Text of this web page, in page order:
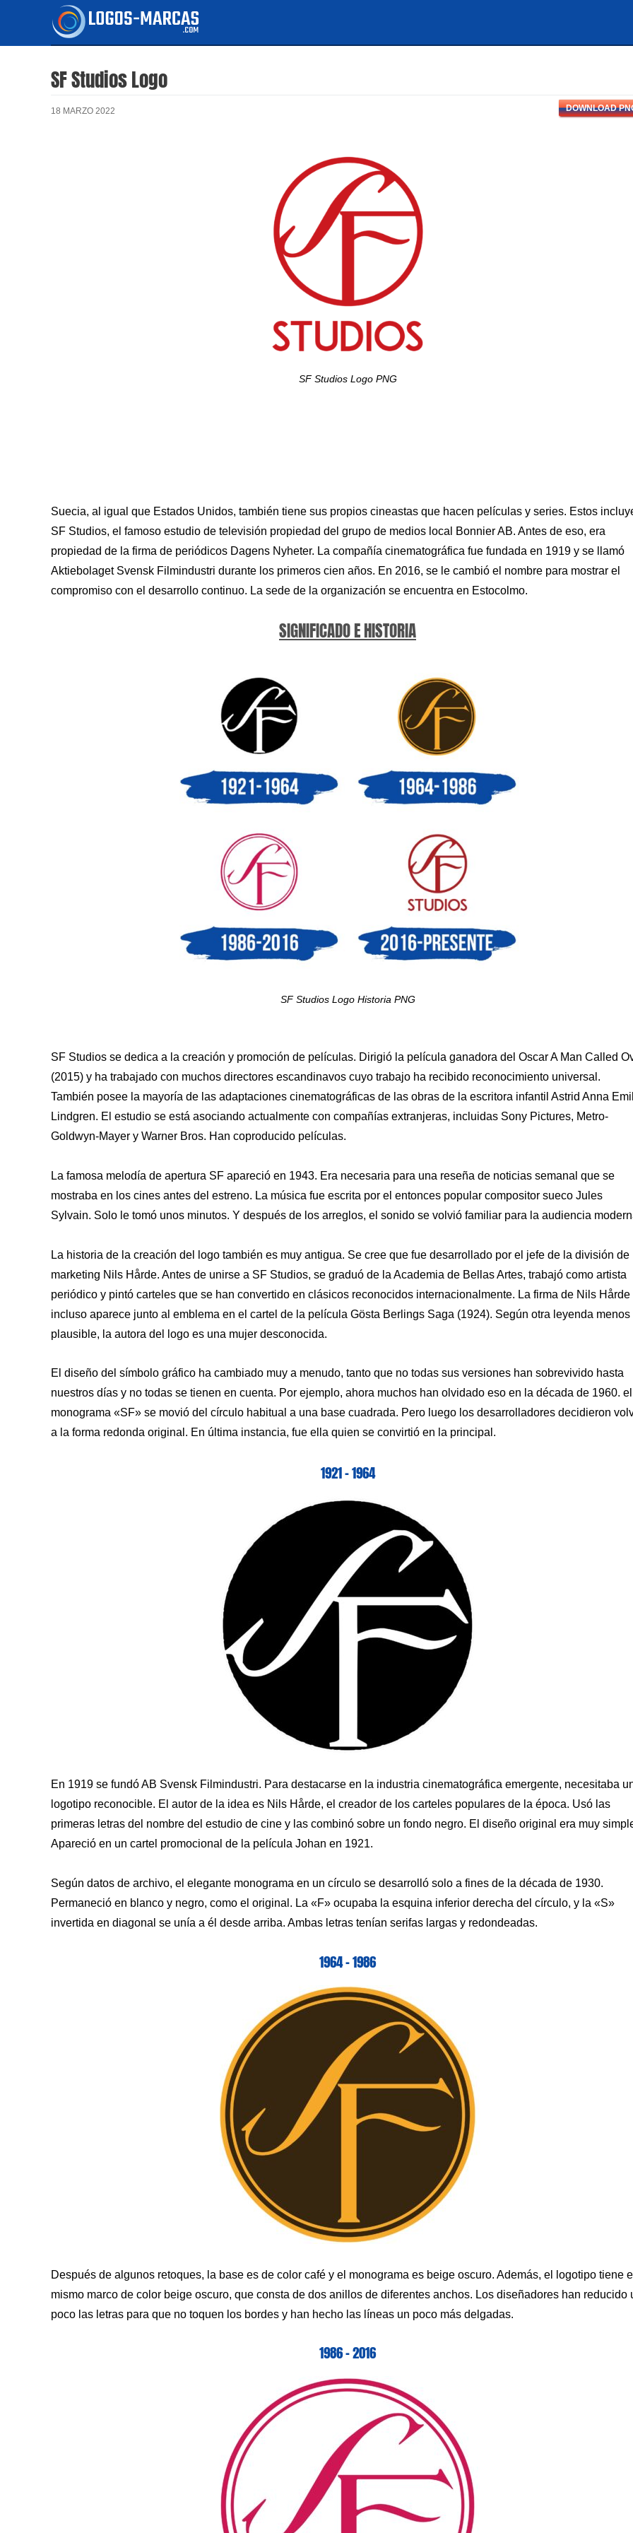
contenido
SF Studios Logo
18 MARZO 2022 DOWNLOAD
SF Studios Logo PNG
Suecia, al igual que Estados Unidos, también tiene sus propios cineastas que hacen películas y series. Estos
SF Studios, el famoso estudio de televisión propiedad del grupo de medios local Bonnier AB. Antes de eso, era
propiedad de la firma de periódicos Dagens Nyheter. La compañía cinematográfica fue fundada en 1919 y se llamó
Aktiebolaget Svensk Filmindustri durante los primeros cien años. En 2016, se le cambió el nombre para mostrar el
compromiso con el desarrollo continuo. La sede de la organización se encuentra en Estocolmo.
SIGNIFICADO E HISTORIA
SF Studios Logo Historia PNG
SF Studios se dedica a la creación y promoción de películas. Dirigió la película ganadora del Oscar A Man Called
(2015) y ha trabajado con muchos directores escandinavos cuyo trabajo ha recibido reconocimiento universal.
También posee la mayoría de las adaptaciones cinematográficas de las obras de la escritora infantil Astrid Anna
Lindgren. El estudio se está asociando actualmente con compañías extranjeras, incluidas Sony Pictures, Metro-
Goldwyn-Mayer y Warner Bros. Han coproducido películas.
La famosa melodía de apertura SF apareció en 1943. Era necesaria para una reseña de noticias semanal que se
mostraba en los cines antes del estreno. La música fue escrita por el entonces popular compositor sueco Jules
Sylvain. Solo le tomó unos minutos. Y después de los arreglos, el sonido se volvió familiar para la audiencia
La historia de la creación del logo también es muy antigua. Se cree que fue desarrollado por el jefe de la división de
marketing Nils Hårde. Antes de unirse a SF Studios, se graduó de la Academia de Bellas Artes, trabajó como artista
periódico y pintó carteles que se han convertido en clásicos reconocidos internacionalmente. La firma de Nils Hårde
incluso aparece junto al emblema en el cartel de la película Gösta Berlings Saga (1924). Según otra leyenda menos
plausible, la autora del logo es una mujer desconocida.
El diseño del símbolo gráfico ha cambiado muy a menudo, tanto que no todas sus versiones han sobrevivido hasta
nuestros días y no todas se tienen en cuenta. Por ejemplo, ahora muchos han olvidado eso en la década de 1960. el
monograma «SF» se movió del círculo habitual a una base cuadrada. Pero luego los desarrolladores decidieron
a la forma redonda original. En última instancia, fue ella quien se convirtió en la principal.
1921 – 1964
En 1919 se fundó AB Svensk Filmindustri. Para destacarse en la industria cinematográfica emergente, necesitaba
logotipo reconocible. El autor de la idea es Nils Hårde, el creador de los carteles populares de la época. Usó las
primeras letras del nombre del estudio de cine y las combinó sobre un fondo negro. El diseño original era muy
Apareció en un cartel promocional de la película Johan en 1921.
Según datos de archivo, el elegante monograma en un círculo se desarrolló solo a fines de la década de 1930.
Permaneció en blanco y negro, como el original. La «F» ocupaba la esquina inferior derecha del círculo, y la «S»
invertida en diagonal se unía a él desde arriba. Ambas letras tenían serifas largas y redondeadas.
1964 – 1986
Después de algunos retoques, la base es de color café y el monograma es beige oscuro. Además, el logotipo tiene
mismo marco de color beige oscuro, que consta de dos anillos de diferentes anchos. Los diseñadores han reducido
poco las letras para que no toquen los bordes y han hecho las líneas un poco más delgadas.
1986 – 2016